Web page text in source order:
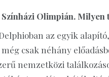
Olimpián.
az egyik
csak néhány
nemzetközi